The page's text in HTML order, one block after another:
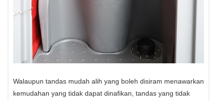
Walaupun tandas mudah alih yang boleh disiram menawarkan
kemudahan yang tidak dapat dinafikan, tandas yang tidak